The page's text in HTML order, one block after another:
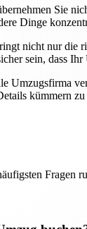
Sie
Dinge
nicht nur die
sein, dass
Umzugsfirma
kümmern zu
Fragen